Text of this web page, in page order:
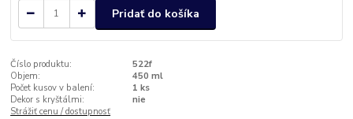
Pridať do košíka
Číslo produktu:
522f
Objem:
450 ml
Počet kusov v balení:
1 ks
Dekor s kryštálmi:
nie
Strážiť cenu / dostupnosť